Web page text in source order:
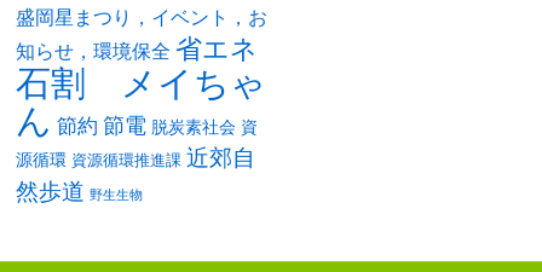
盛岡星まつり，イベント，お
知らせ，環境保全 省エネ
石割 メイちゃ
ん 節約 節電 脱炭素社会 資
源循環 資源循環推進課 近郊自
然歩道 野生生物